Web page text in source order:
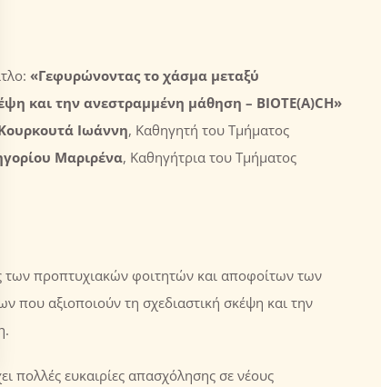
«Γεφυρώνοντας το χάσμα μεταξύ
και την ανεστραμμένη μάθηση – BIOTE(A)CH»
Ιωάννη, Καθηγητή του Τμήματος
Μαριρένα, Καθηγήτρια του Τμήματος
προπτυχιακών φοιτητών και αποφοίτων των
που αξιοποιούν τη σχεδιαστική σκέψη και την
πολλές ευκαιρίες απασχόλησης σε νέους